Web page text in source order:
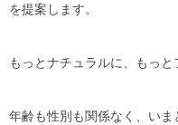
を提案します。
もっとナチュラルに、もっと
年齢も性別も関係なく、い
Ray Ban
SAINT LAURENT